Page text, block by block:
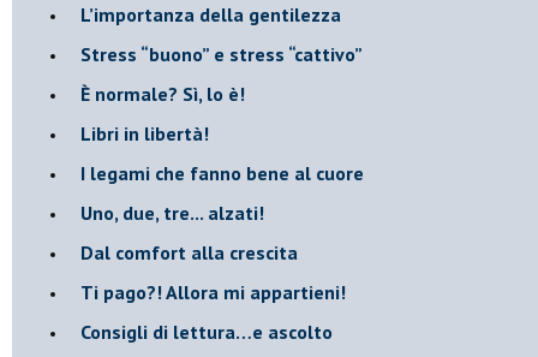
​L’importanza della gentilezza
​Stress “buono” e stress “cattivo”
​È normale? Sì, lo è!
​Libri in libertà!
​I legami che fanno bene al cuore
Uno, due, tre... alzati!​
​Dal comfort alla crescita
​Ti pago?! Allora mi appartieni!​
​Consigli di lettura…e ascolto